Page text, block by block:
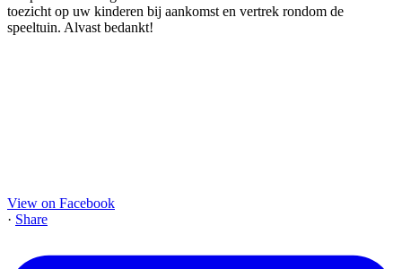
View on Facebook
· Share